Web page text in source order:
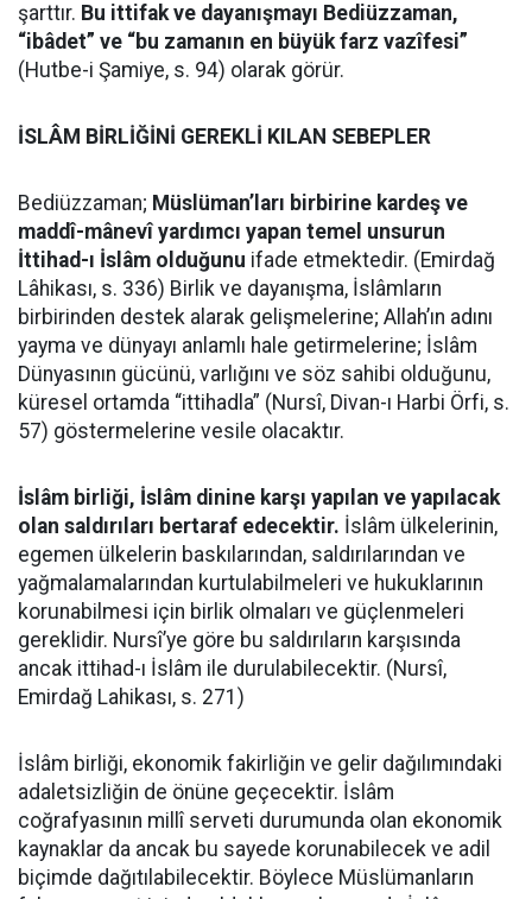
şarttır. Bu ittifak ve dayanışmayı Bediüzzaman,
“ibâdet” ve “bu zamanın en büyük farz vazîfesi”
(Hutbe-i Şamiye, s. 94) olarak görür.
İSLÂM BİRLİĞİNİ GEREKLİ KILAN SEBEPLER
Bediüzzaman; Müslüman’ları birbirine kardeş ve
maddî-mânevî yardımcı yapan temel unsurun
İttihad-ı İslâm olduğunu ifade etmektedir. (Emirdağ
Lâhikası, s. 336) Birlik ve dayanışma, İslâmların
birbirinden destek alarak gelişmelerine; Allah’ın adını
yayma ve dünyayı anlamlı hale getirmelerine; İslâm
Dünyasının gücünü, varlığını ve söz sahibi olduğunu,
küresel ortamda “ittihadla” (Nursî, Divan-ı Harbi Örfi, s.
57) göstermelerine vesile olacaktır.
İslâm birliği, İslâm dinine karşı yapılan ve yapılacak
olan saldırıları bertaraf edecektir. İslâm ülkelerinin,
egemen ülkelerin baskılarından, saldırılarından ve
yağmalamalarından kurtulabilmeleri ve hukuklarının
korunabilmesi için birlik olmaları ve güçlenmeleri
gereklidir. Nursî’ye göre bu saldırıların karşısında
ancak ittihad-ı İslâm ile durulabilecektir. (Nursî,
Emirdağ Lahikası, s. 271)
İslâm birliği, ekonomik fakirliğin ve gelir dağılımındaki
adaletsizliğin de önüne geçecektir. İslâm
coğrafyasının millî serveti durumunda olan ekonomik
kaynaklar da ancak bu sayede korunabilecek ve adil
biçimde dağıtılabilecektir. Böylece Müslümanların